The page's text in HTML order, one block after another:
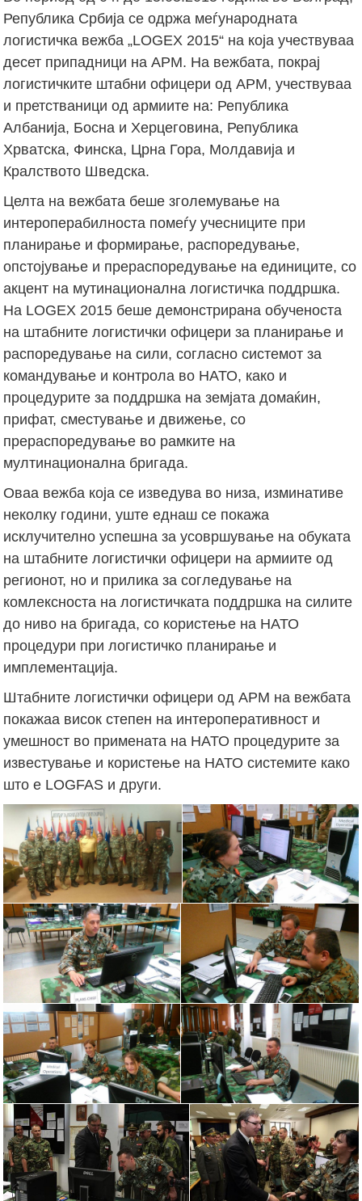
Република Србија се одржа меѓународната
логистичка вежба „LOGEX 2015“ на која учествуваа
десет припадници на АРМ. На вежбата, покрај
логистичките штабни офицери од АРМ, учествуваа
и претстваници од армиите на: Република
Албанија, Босна и Херцеговина, Република
Хрватска, Финска, Црна Гора, Молдавија и
Кралството Шведска.
Целта на вежбата беше зголемување на
интероперабилноста помеѓу учесниците при
планирање и формирање, распоредување,
опстојување и прераспоредување на единиците, со
акцент на мутинационална логистичка поддршка.
На LOGEX 2015 беше демонстрирана обученоста
на штабните логистички офицери за планирање и
распоредување на сили, согласно системот за
командување и контрола во НАТО, како и
процедурите за поддршка на земјата домаќин,
прифат, сместување и движење, со
прераспоредување во рамките на
мултинационална бригада.
Оваа вежба која се изведува во низа, изминативе
неколку години, уште еднаш се покажа
исклучително успешна за усовршување на обуката
на штабните логистички офицери на армиите од
регионот, но и прилика за согледување на
комлексноста на логистичката поддршка на силите
до ниво на бригада, со користење на НАТО
процедури при логистичко планирање и
имплементација.
Штабните логистички офицери од АРМ на вежбата
покажаа висок степен на интероперативност и
умешност во примената на НАТО процедурите за
известување и користење на НАТО системите како
што е LOGFAS и други.